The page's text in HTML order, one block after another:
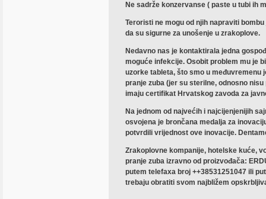
Ne sadrže konzervanse ( paste u tubi ih
Teroristi ne mogu od njih napraviti
da su sigurne za unošenje u zrakoplove.
Nedavno nas je kontaktirala jedna
moguće infekcije. Osobit problem mu je
uzorke tableta, što smo u međuvremenu
pranje zuba (jer su sterilne, odnosno
imaju certifikat Hrvatskog zavoda za
Na jednom od najvećih i najcijenjenijih
osvojena je brončana medalja za
potvrdili vrijednost ove inovacije.
Zrakoplovne kompanije, hotelske kuće,
pranje zuba izravno od proizvođača:
putem telefaxa broj ++38531251047 ili
trebaju obratiti svom najbližem